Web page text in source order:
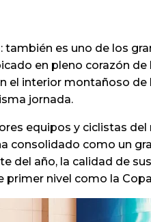
también es uno de los
en pleno corazón
el interior montañoso de
jornada.
equipos y ciclistas
consolidado como un
del año, la calidad de
nivel como la